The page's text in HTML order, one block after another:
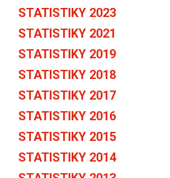
STATISTIKY 2023
STATISTIKY 2021
STATISTIKY 2019
STATISTIKY 2018
STATISTIKY 2017
STATISTIKY 2016
STATISTIKY 2015
STATISTIKY 2014